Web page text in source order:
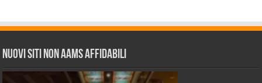
Nuovi siti non AAMS affidabili